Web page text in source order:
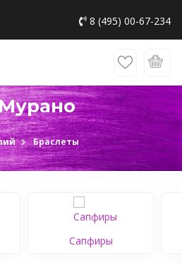
8 (495) 00-67-234
Браслеты
Сапфиры